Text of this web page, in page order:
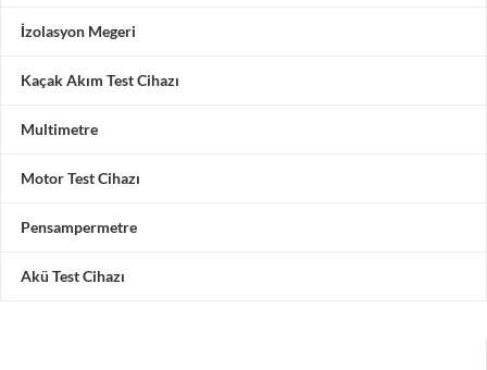
İzolasyon Megeri
Kaçak Akım Test Cihazı
Multimetre
Motor Test Cihazı
Pensampermetre
Akü Test Cihazı